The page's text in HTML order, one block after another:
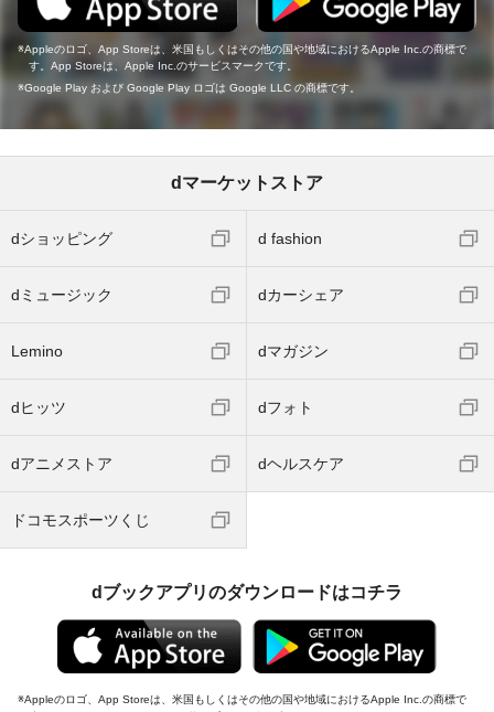
Appleのロゴ、App Storeは、米国もしくはその他の国や地域におけるApple Inc.の商標で
す。App Storeは、Apple Inc.のサービスマークです。
Google Play および Google Play ロゴは Google LLC の商標です。
dマーケットストア
dショッピング d fashion
dミュージック dカーシェア
Lemino dマガジン
dヒッツ dフォト
dアニメストア dヘルスケア
ドコモスポーツくじ
dブックアプリのダウンロードはコチラ
Appleのロゴ、App Storeは、米国もしくはその他の国や地域におけるApple Inc.の商標で